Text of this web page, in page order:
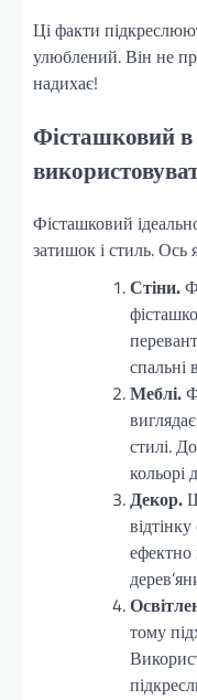
Ці факти
улюблений. Він не
надихає!
Фісташковий в
Фісташковий
затишок і стиль. Ось
Стіни.
спальні
Меблі.
стилі.
кольорі
Декор.
ефектно
тому